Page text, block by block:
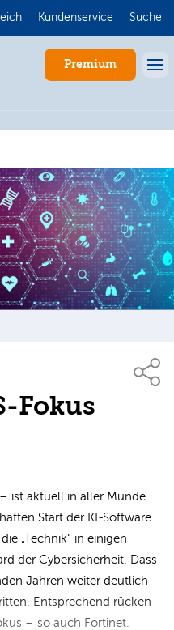
Kundenservice Suche
Premium
Fokus
ist aktuell in aller Munde.
Start der KI-Software
„Technik“ in einigen
der Cybersicherheit. Dass
Jahren weiter deutlich
Entsprechend rücken
– so auch Fortinet.